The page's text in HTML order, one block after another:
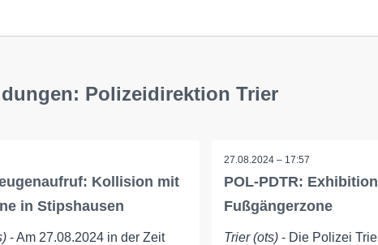
Polizeidirektion Trier
Kollision mit
in Stipshausen
- Am 27.08.2024 in der Zeit
27.08.2024 – 17:57
POL-PDTR:
Fußgängerzone
Trier (ots)- Die Polizei